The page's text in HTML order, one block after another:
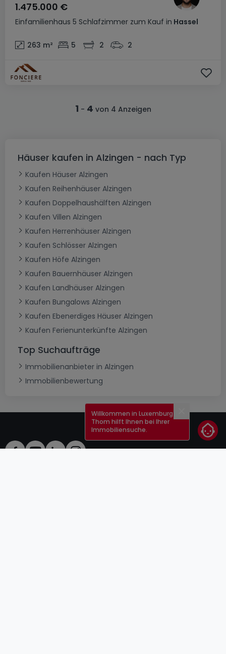
Einfamilienhaus 5 Schlafzimmer zum Kauf in Hassel
1.475.000 €
263 m² 5 2 2
1 - 4 von 4 Anzeigen
Häuser kaufen in Alzingen - nach Typ
Kaufen Häuser Alzingen
Kaufen Reihenhäuser Alzingen
Kaufen Doppelhaushälften Alzingen
Kaufen Villen Alzingen
Kaufen Herrenhäuser Alzingen
Kaufen Schlösser Alzingen
Kaufen Höfe Alzingen
Kaufen Bauernhäuser Alzingen
Kaufen Landhäuser Alzingen
Kaufen Bungalows Alzingen
Kaufen Ebenerdiges Häuser Alzingen
Kaufen Ferienunterkünfte Alzingen
Top Suchaufträge
Immobilienanbieter in Alzingen
Immobilienbewertung
Schließen
Willkommen in Luxemburg!
Thom hilft Ihnen bei Ihrer
Immobiliensuche.